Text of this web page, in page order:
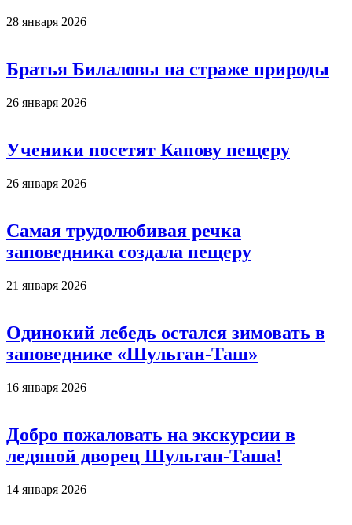
28 января 2026
Братья Билаловы на страже природы
26 января 2026
Ученики посетят Капову пещеру
26 января 2026
Самая трудолюбивая речка
заповедника создала пещеру
21 января 2026
Одинокий лебедь остался зимовать в
заповеднике «Шульган-Таш»
16 января 2026
Добро пожаловать на экскурсии в
ледяной дворец Шульган-Таша!
14 января 2026